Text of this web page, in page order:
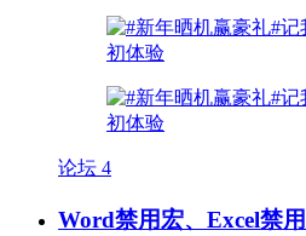
论坛 4
Word禁用宏、Excel禁